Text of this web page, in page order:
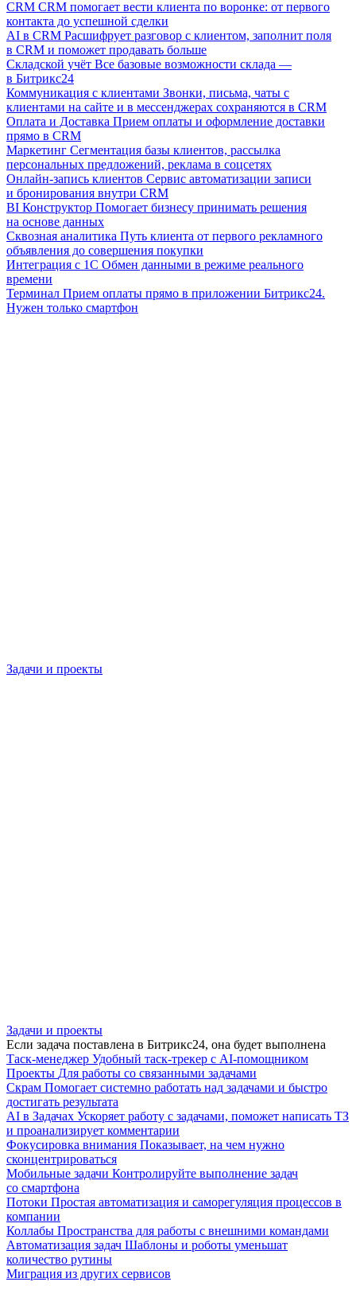
CRM CRM помогает вести клиента по воронке: от первого
контакта до успешной сделки
AI в CRM Расшифрует разговор с клиентом, заполнит поля
в CRM и поможет продавать больше
Складской учёт Все базовые возможности склада —
в Битрикс24
Коммуникация с клиентами Звонки, письма, чаты с
клиентами на сайте и в мессенджерах сохраняются в CRM
Оплата и Доставка Прием оплаты и оформление доставки
прямо в CRM
Маркетинг Сегментация базы клиентов, рассылка
персональных предложений, реклама в соцсетях
Онлайн-запись клиентов Сервис автоматизации записи
и бронирования внутри CRM
BI Конструктор Помогает бизнесу принимать решения
на основе данных
Сквозная аналитика Путь клиента от первого рекламного
объявления до совершения покупки
Интеграция с 1С Обмен данными в режиме реального
времени
Терминал Прием оплаты прямо в приложении Битрикс24.
Нужен только смартфон
Задачи и проекты
Задачи и проекты
Если задача поставлена в Битрикс24, она будет выполнена
Таск-менеджер Удобный таск-трекер с AI-помощником
Проекты Для работы со связанными задачами
Скрам Помогает системно работать над задачами и быстро
достигать результата
AI в Задачах Ускоряет работу с задачами, поможет написать ТЗ
и проанализирует комментарии
Фокусировка внимания Показывает, на чем нужно
сконцентрироваться
Мобильные задачи Контролируйте выполнение задач
со смартфона
Потоки Простая автоматизация и саморегуляция процессов в
компании
Коллабы Пространства для работы с внешними командами
Автоматизация задач Шаблоны и роботы уменьшат
количество рутины
Миграция из других сервисов